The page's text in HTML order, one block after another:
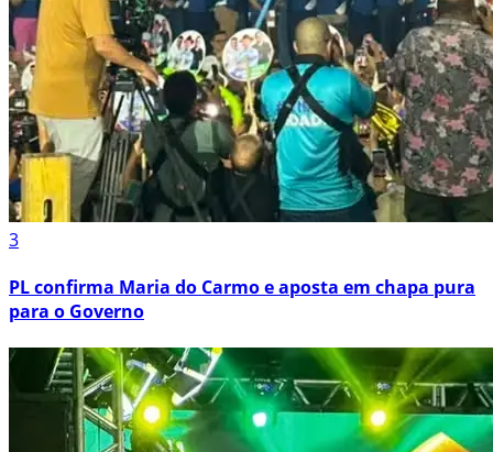
3
PL confirma Maria do Carmo e aposta em chapa pura
para o Governo